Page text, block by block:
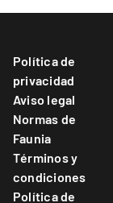
Política de
privacidad
Aviso legal
Normas de
Faunia
Términos y
condiciones
Política de